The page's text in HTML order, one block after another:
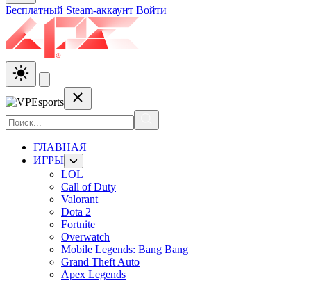
Бесплатный Steam-аккаунт Войти
ГЛАВНАЯ
ИГРЫ
LOL
Call of Duty
Valorant
Dota 2
Fortnite
Overwatch
Mobile Legends: Bang Bang
Grand Theft Auto
Apex Legends